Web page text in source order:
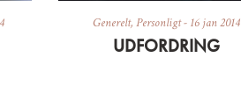
Generelt, Personligt- 16 jan 2014
UDFORDRING